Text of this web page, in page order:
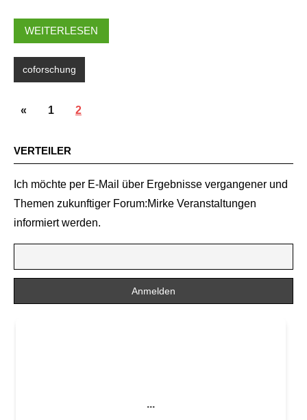
WEITERLESEN
coforschung
SEITENNUMMERIERUNG
BEITRÄGE
«Vorherige
1 2
VERTEILER
Ich möchte per E-Mail über Ergebnisse vergangener und
Themen zukunftiger Forum:Mirke Veranstaltungen
informiert werden.